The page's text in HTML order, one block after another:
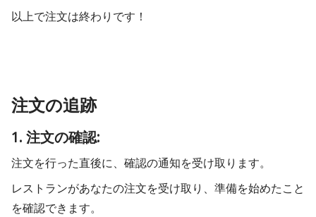
以上で注文は終わりです！
注文の追跡
1. 注文の確認:
注文を行った直後に、確認の通知を受け取ります。
レストランがあなたの注文を受け取り、準備を始めたこと
を確認できます。